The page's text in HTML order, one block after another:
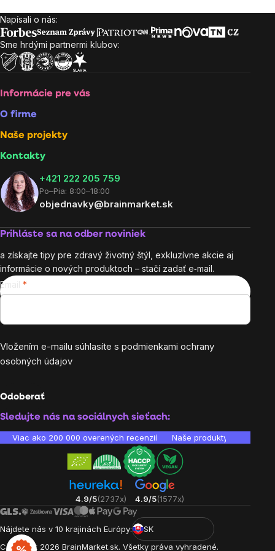
Zápätie
Napísali o nás:
Sme hrdými partnermi klubov:
Informácie pre vás
O firme
Naše projekty
Kontakty
+421 222 205 759
Po–Pia: 8:00–18:00
objednavky@brainmarket.sk
Prihláste sa na odber noviniek
a získajte tipy pre zdravý životný štýl, exkluzívne akcie aj
informácie o nových produktoch – stačí zadať e‑mail.
Email
Vložením e-mailu súhlasíte s podmienkami ochrany
osobných údajov
Odoberať
Sledujte nás na sociálnych sieťach:
Viac ako 200 000 overených recenzií Naše produkty sú
4.9/5(2737x) 4.9/5(1577x)
Nájdete nás v 10 krajinách Európy:
SK
Copyright 2026 BrainMarket.sk. Všetky práva vyhradené.